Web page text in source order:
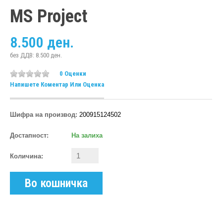
MS Project
8.500 ден.
без ДДВ: 8.500 ден.
0 Оценки
Напишете Коментар Или Оценка
Шифра на производ: 200915124502
Достапност: На залиха
Количина:
Во кошничка